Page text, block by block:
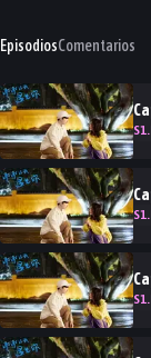
EpisodiosComentarios
S1
S1
S1